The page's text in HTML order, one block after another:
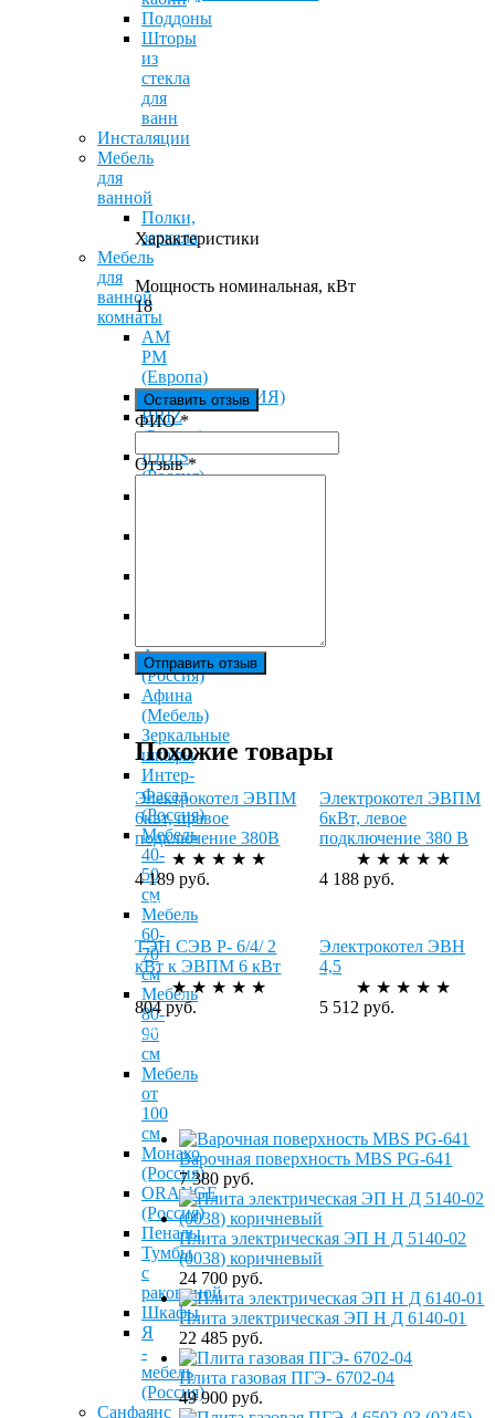
Поддоны
Шторы
из
стекла
для
ванн
Инсталяции
Мебель
для
ванной
Полки,
зеркала
Мебель
для
ванной
комнаты
AM
PM
(Европа)
Aquanet(РОССИЯ)
BRIZ
(Россия)
IDDIS
(Россия)
Акватон
(Россия)
Афина
(Мебель)
Зеркальные
шкафы
Интер-
Фасад
(Россия)
Мебель
40-
50
см
Мебель
60-
70
см
Мебель
80-
90
см
Мебель
от
100
см
Монако
(Россия)
ОRANGE
(Россия)
Пеналы
Тумбы
с
раковиной
Шкафы
Я
-
мебель
(Россия)
Санфаянс
Характеристики
Мощность номинальная, кВт
18
Оставить отзыв
Ваш отзыв был отправлен!
ФИО*
Отзыв*
Отправить отзыв
Похожие товары
Электрокотел ЭВПМ
6квт, правое
подключение 380В
★ ★ ★ ★ ★
4 189 руб.
Купить
Электрокотел ЭВПМ
6кВт, левое
подключение 380 В
★ ★ ★ ★ ★
4 188 руб.
ТЭН СЭВ Р- 6/4/ 2
кВт к ЭВПМ 6 кВт
★ ★ ★ ★ ★
804 руб.
Купить
Электрокотел ЭВН
4,5
★ ★ ★ ★ ★
5 512 руб.
Варочная поверхность MBS PG-641
7 380 руб.
Плита электрическая ЭП Н Д 5140-02
(0038) коричневый
24 700 руб.
Плита электрическая ЭП Н Д 6140-01
22 485 руб.
Плита газовая ПГЭ- 6702-04
49 900 руб.